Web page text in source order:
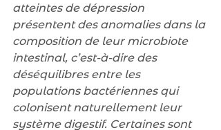
atteintes de dépression
présentent des anomalies dans la
composition de leur microbiote
intestinal, c’est-à-dire des
déséquilibres entre les
populations bactériennes qui
colonisent naturellement leur
système digestif. Certaines sont